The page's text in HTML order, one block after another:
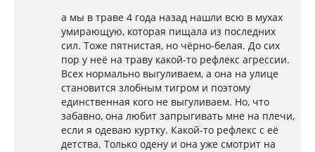
а мы в траве 4 года назад нашли всю в мухах
умирающую, которая пищала из последних
сил. Тоже пятнистая, но чёрно-белая. До сих
пор у неё на траву какой-то рефлекс агрессии.
Всех нормально выгуливаем, а она на улице
становится злобным тигром и поэтому
единственная кого не выгуливаем. Но, что
забавно, она любит запрыгивать мне на плечи,
если я одеваю куртку. Какой-то рефлекс с её
детства. Только одену и она уже смотрит на